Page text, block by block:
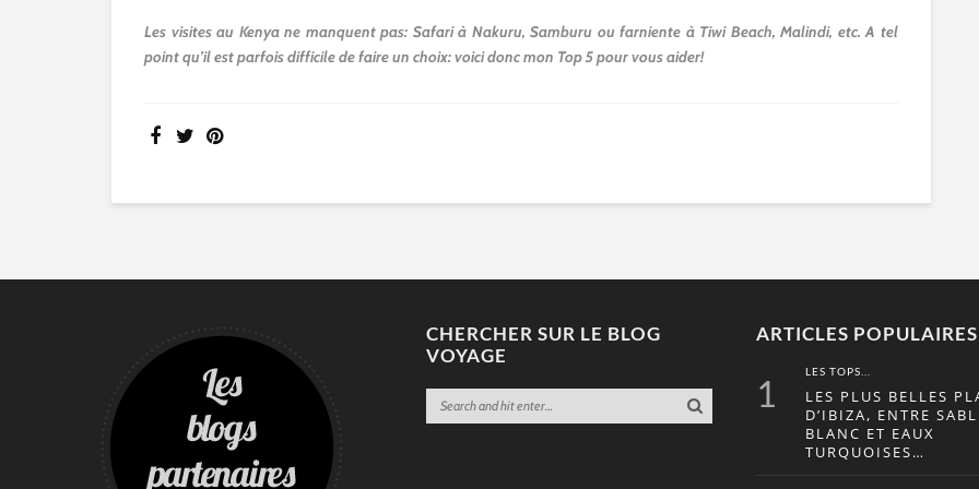
Les visites au Kenya ne manquent pas: Safari à Nakuru, Samburu ou farniente à Tiwi Beach, Malindi, etc. A tel
point qu’il est parfois difficile de faire un choix: voici donc mon Top 5 pour vous aider!
CHERCHER SUR LE BLOG
VOYAGE
ARTICLES
1
LES TOPS...
LES PLUS BELLES
D’IBIZA, ENTRE
BLANC ET EAUX
TURQUOISES…